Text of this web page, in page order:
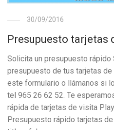
30/09/2016
Presupuesto tarjetas
Solicita un presupuesto rápido
presupuesto de tus tarjetas
este formulario o llámanos si
tel 965 26 62 52. Te
rápida de tarjetas de visita
Presupuesto rápido tarjetas